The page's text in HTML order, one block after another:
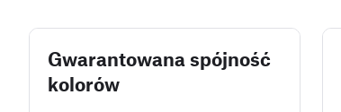
Gwarantowana spójność
kolorów